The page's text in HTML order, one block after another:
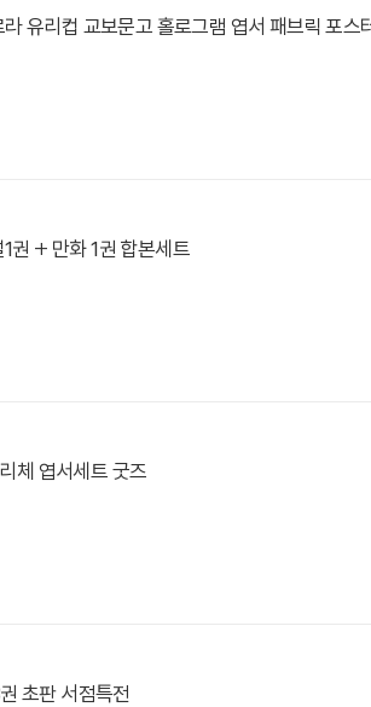
유리컵 교보문고 홀로그램 엽서 패브릭 포스
권 + 만화 1권 합본세트
체 엽서세트 굿즈
초판 서점특전